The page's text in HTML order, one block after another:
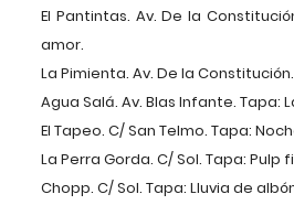
El Pantintas. Av. De la
amor.
La Pimienta. Av. De la
Agua Salá. Av. Blas Infante. Tapa:
El Tapeo. C/ San Telmo. Tapa:
La Perra Gorda. C/ Sol. Tapa: Pulp
Chopp. C/ Sol. Tapa: Lluvia de